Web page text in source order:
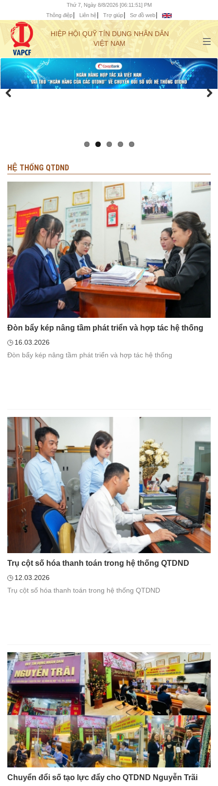
Thứ 7, Ngày 8/8/2026 [06:11:53] PM
Thông điệp
Liên hệ Trợ giúp Sơ đồ web
HIỆP HỘI QUỸ TÍN DỤNG NHÂN DÂN
VIỆT NAM
HỆ THỐNG QTDND
Đòn bẩy kép nâng tầm phát triển và hợp tác hệ thống
16.03.2026
Đòn bẩy kép nâng tầm phát triển và hợp tác hệ thống
Trụ cột số hóa thanh toán trong hệ thống QTDND
12.03.2026
Trụ cột số hóa thanh toán trong hệ thống QTDND
Chuyển đổi số tạo lực đẩy cho QTDND Nguyễn Trãi